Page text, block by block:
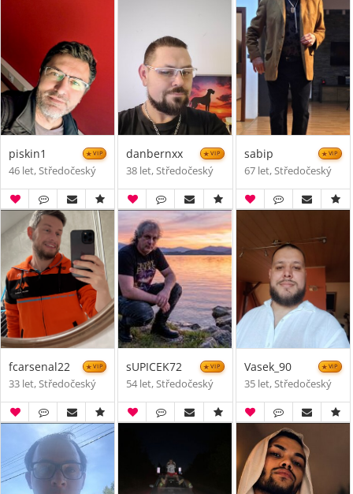
piskin1 VIP
46 let, Středočeský
danbernxx VIP
38 let, Středočeský
sabip VIP
67 let, Středočeský
fcarsenal22 VIP
33 let, Středočeský
sUPICEK72 VIP
54 let, Středočeský
Vasek_90 VIP
35 let, Středočeský